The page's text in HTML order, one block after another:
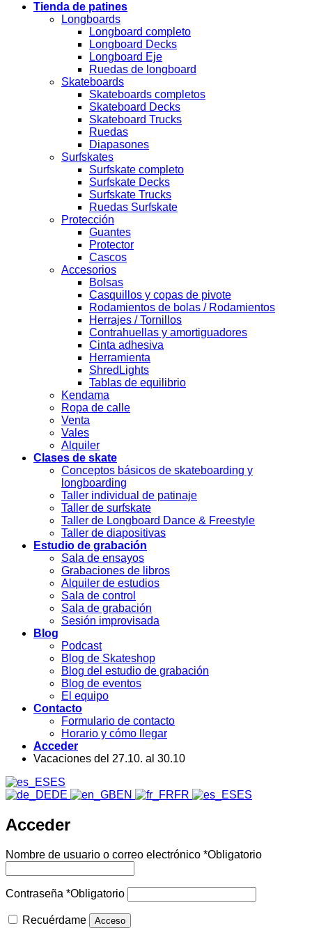
Tienda de patines
Longboards
Longboard completo
Longboard Decks
Longboard Eje
Ruedas de longboard
Skateboards
Skateboards completos
Skateboard Decks
Skateboard Trucks
Ruedas
Diapasones
Surfskates
Surfskate completo
Surfskate Decks
Surfskate Trucks
Ruedas Surfskate
Protección
Guantes
Protector
Cascos
Accesorios
Bolsas
Casquillos y copas de pivote
Rodamientos de bolas / Rodamientos
Herrajes / Tornillos
Contrahuellas y amortiguadores
Cinta adhesiva
Herramienta
ShredLights
Tablas de equilibrio
Kendama
Ropa de calle
Venta
Vales
Alquiler
Clases de skate
Conceptos básicos de skateboarding y
longboarding
Taller individual de patinaje
Taller de surfskate
Taller de Longboard Dance & Freestyle
Taller de diapositivas
Estudio de grabación
Sala de ensayos
Grabaciones de libros
Alquiler de estudios
Sala de control
Sala de grabación
Sesión improvisada
Blog
Podcast
Blog de Skateshop
Blog del estudio de grabación
Blog de eventos
El equipo
Contacto
Formulario de contacto
Horario y cómo llegar
Acceder
Vacaciones del 27.10. al 30.10
ES
DE
EN FR ES
Acceder
Nombre de usuario o correo electrónico *Obligatorio
Contraseña *Obligatorio
Recuérdame Acceso